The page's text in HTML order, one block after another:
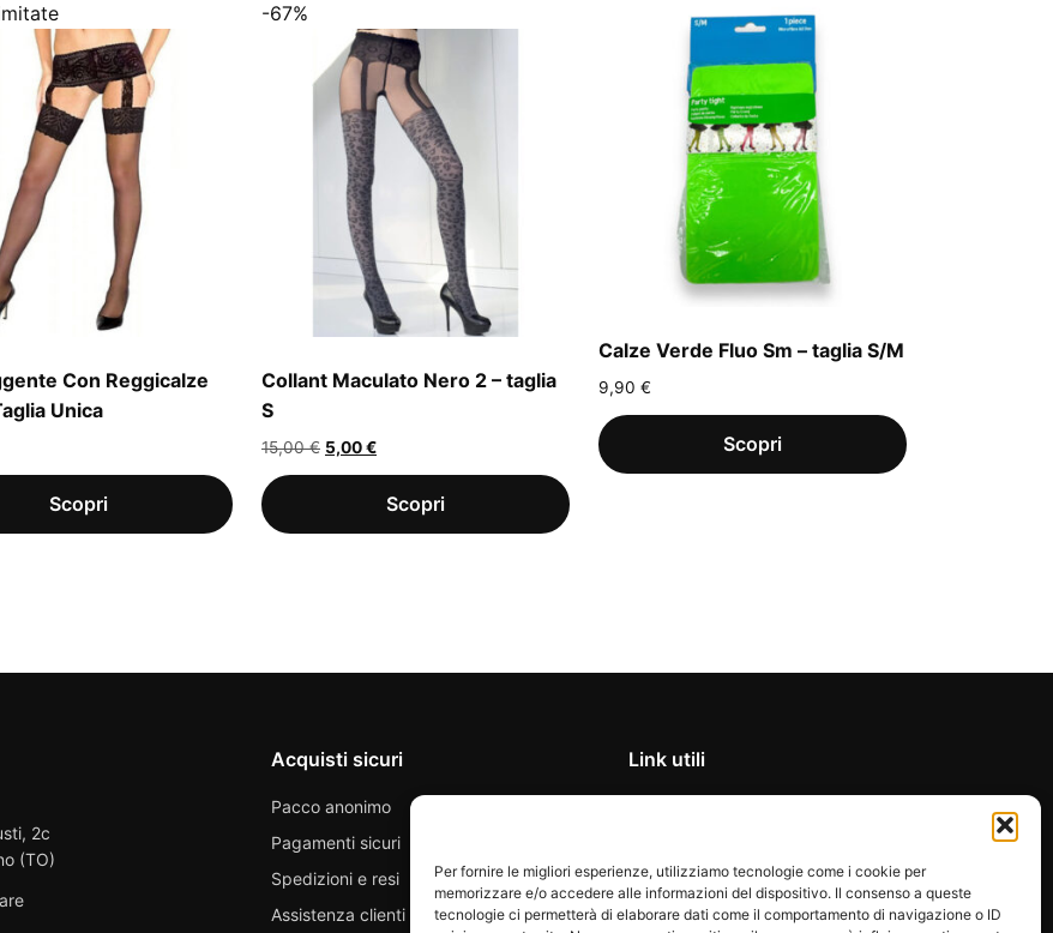
Per fornire le migliori esperienze, utilizziamo tecnologie come i cookie per
memorizzare e/o accedere alle informazioni del dispositivo. Il consenso a queste
tecnologie ci permetterà di elaborare dati come il comportamento di navigazione o ID
Con Reggicalze
Unica
-67%
Collant Maculato Nero 2 – taglia
S
15,00€ Il
prezzo
originale
5,00€Il
prezzo
attuale
Calze Verde Fluo Sm – taglia S/M
9,90 €
2c
(TO)
Acquisti sicuri
Pacco anonimo
Pagamenti sicuri
Spedizioni e resi
Assistenza clienti
Link utili
Cookie Policy
FAQ